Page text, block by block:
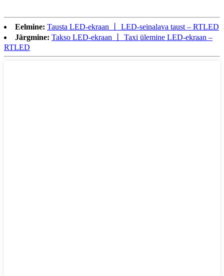
Eelmine: Tausta LED-ekraan 丨 LED-seinalava taust – RTLED
Järgmine: Takso LED-ekraan 丨 Taxi ülemine LED-ekraan –
RTLED